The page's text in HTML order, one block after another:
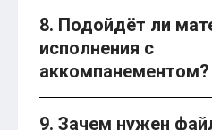
8. Подойдёт ли
исполнения с
аккомпанементом?
9. Зачем нужен